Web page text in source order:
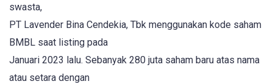
swasta,
PT Lavender Bina Cendekia, Tbk menggunakan kode saham
BMBL saat listing pada
Januari 2023 lalu. Sebanyak 280 juta saham baru atas nama
atau setara dengan